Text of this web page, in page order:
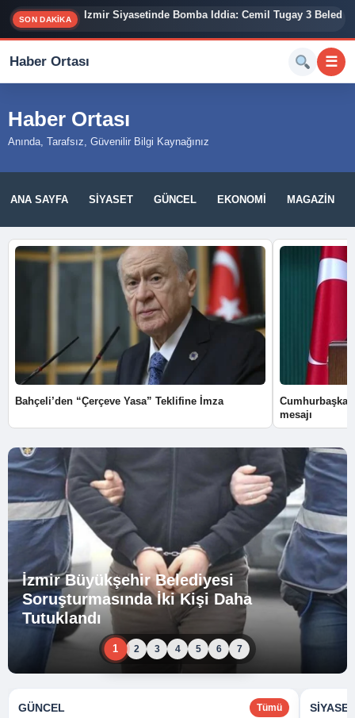
SON DAKİKA İzmir Siyasetinde Bomba İddia: Cemil Tugay 3
Haber Ortası ☰
Haber Ortası
Anında, Tarafsız, Güvenilir Bilgi Kaynağınız
ANA SAYFA SIYASET GÜNCEL EKONOMI MAGAZIN
Bahçeli’den “Çerçeve Yasa” Teklifine İmza
mesajı
İzmir Büyükşehir Belediyesi
Soruşturmasında İki Kişi Daha
Tutuklandı
1 2 3 4 5 6 7
GÜNCEL Tümü